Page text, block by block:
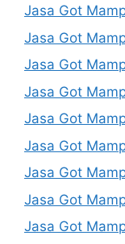
Jasa Got
Jasa Got
Jasa Got
Jasa Got
Jasa Got
Jasa Got
Jasa Got
Jasa Got
Jasa Got